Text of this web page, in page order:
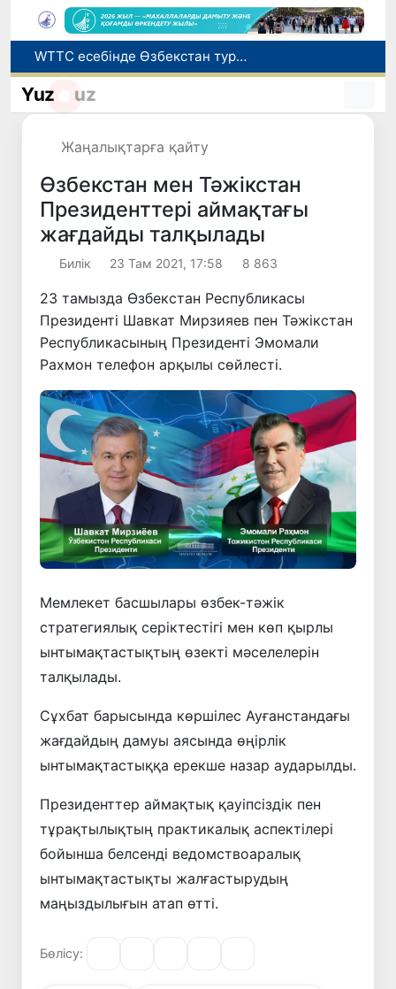
Мүмкіндігі шектеулі талапкерлерге қабылдау емтихандарында қосымша уақыт беріледі
Беларусьтен Өзбекстанға екінші тікелей жүк пойызы жөнелтілді
Yuz uz
Жаңалықтарға қайту
Өзбекстан мен Тәжікстан
Президенттері аймақтағы
жағдайды талқылады
Билік 23 Там 2021, 17:58 8 863
23 тамызда Өзбекстан Республикасы
Президенті Шавкат Мирзияев пен Тәжікстан
Республикасының Президенті Эмомали
Рахмон телефон арқылы сөйлесті.
Мемлекет басшылары өзбек-тәжік
стратегиялық серіктестігі мен көп қырлы
ынтымақтастықтың өзекті мәселелерін
талқылады.
Сұхбат барысында көршілес Ауғанстандағы
жағдайдың дамуы аясында өңірлік
ынтымақтастыққа ерекше назар аударылды.
Президенттер аймақтық қауіпсіздік пен
тұрақтылықтың практикалық аспектілері
бойынша белсенді ведомствоаралық
ынтымақтастықты жалғастырудың
маңыздылығын атап өтті.
Бөлісу: